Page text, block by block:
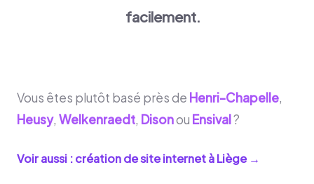
facilement.
Vous êtes plutôt basé près de Henri-Chapelle,
Heusy, Welkenraedt, Disonou Ensival?
Voir aussi : création de site internet àLiège→